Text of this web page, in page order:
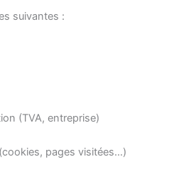
suivantes :
(TVA, entreprise)
pages visitées…)